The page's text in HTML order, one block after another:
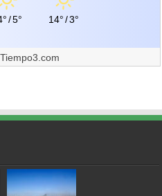
/5° 14°/3°
Tiempo3.com